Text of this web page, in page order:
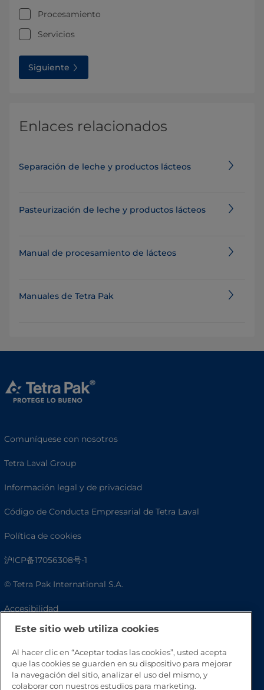
Procesamiento
Servicios
Siguiente
Enlaces relacionados
Separación de leche y productos lácteos
Pasteurización de leche y productos lácteos
Manual de procesamiento de lácteos
Manuales de Tetra Pak
Comuníquese con nosotros
Tetra Laval Group
Información legal y de privacidad
Código de Conducta Empresarial de Tetra Laval
Política de cookies
沪ICP备17056308号-1
© Tetra Pak International S.A.
Accesibilidad
Preguntas frecuentes
Este sitio web utiliza cookies
Al hacer clic en “Aceptar todas las cookies”, usted acepta
que las cookies se guarden en su dispositivo para mejorar
la navegación del sitio, analizar el uso del mismo, y
colaborar con nuestros estudios para marketing.